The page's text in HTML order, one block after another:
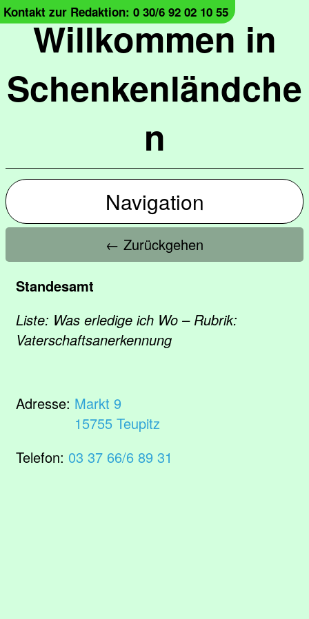
Willkommen in
Schenkenländche
n
Kontakt zur Redaktion: 0 30/6 92 02 10 55
Navigation
← Zurückgehen
Standesamt
Liste: Was erledige ich Wo – Rubrik:
Vaterschaftsanerkennung
Adresse: Markt 9
15755 Teupitz
Telefon: 03 37 66/6 89 31